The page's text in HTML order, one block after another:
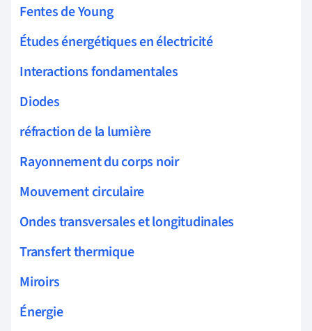
Fentes de Young
Études énergétiques en électricité
Interactions fondamentales
Diodes
réfraction de la lumière
Rayonnement du corps noir
Mouvement circulaire
Ondes transversales et longitudinales
Transfert thermique
Miroirs
Énergie